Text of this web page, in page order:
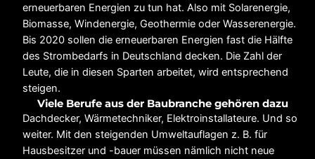
erneuerbaren Energien zu tun hat. Also mit Solarenergie,
Biomasse, Windenergie, Geothermie oder Wasserenergie.
Bis 2020 sollen die erneuerbaren Energien fast die Hälfte
des Strombedarfs in Deutschland decken. Die Zahl der
Leute, die in diesen Sparten arbeitet, wird entsprechend
steigen.
Viele Berufe aus der Baubranche gehören dazu
Dachdecker, Wärmetechniker, Elektroinstallateure. Und so
weiter. Mit den steigenden Umweltauflagen z. B. für
Hausbesitzer und -bauer müssen nämlich nicht neue